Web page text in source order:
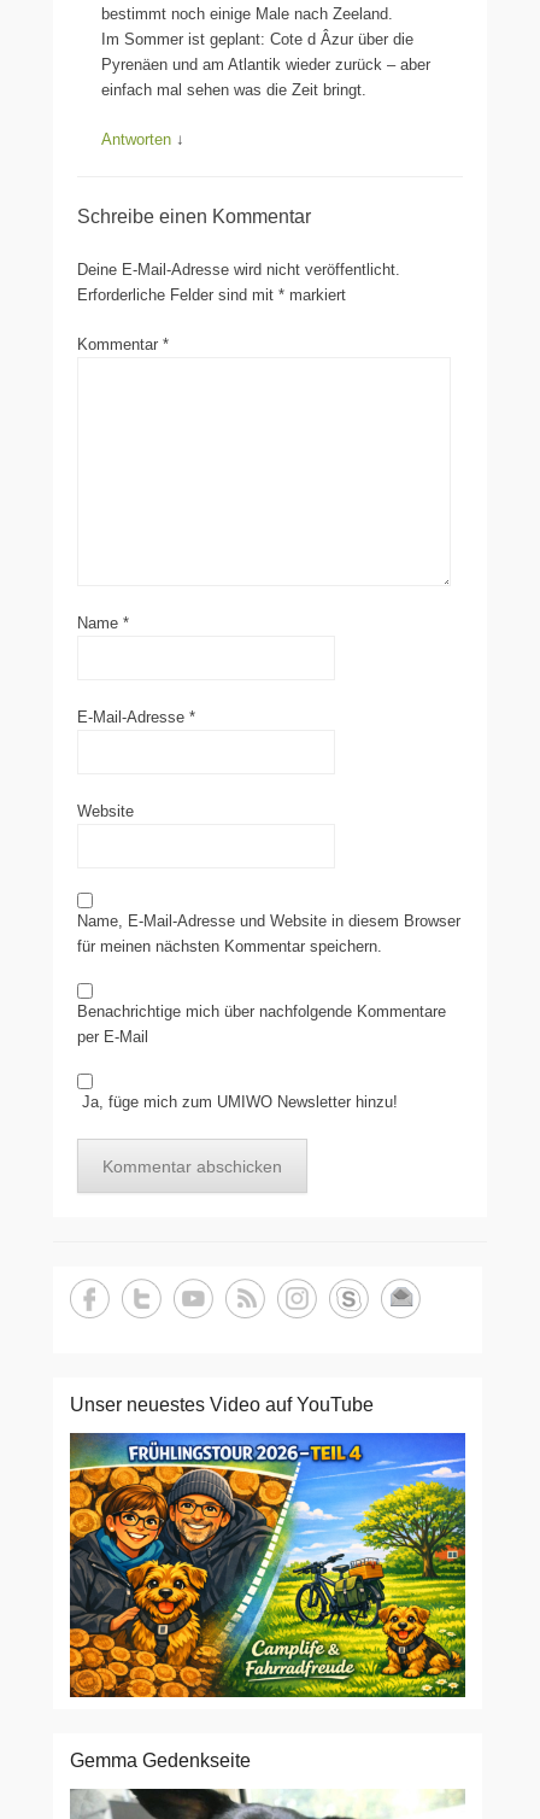
bestimmt noch einige Male nach Zeeland.
Im Sommer ist geplant: Cote d Âzur über die
Pyrenäen und am Atlantik wieder zurück – aber
einfach mal sehen was die Zeit bringt.
Antworten ↓
Schreibe einen Kommentar
Deine E-Mail-Adresse wird nicht veröffentlicht.
Erforderliche Felder sind mit * markiert
Kommentar *
Name *
E-Mail-Adresse *
Website
Name, E-Mail-Adresse und Website in diesem Browser
für meinen nächsten Kommentar speichern.
Benachrichtige mich über nachfolgende Kommentare
per E-Mail
Ja, füge mich zum UMIWO Newsletter hinzu!
Unser neuestes Video auf YouTube
Gemma Gedenkseite